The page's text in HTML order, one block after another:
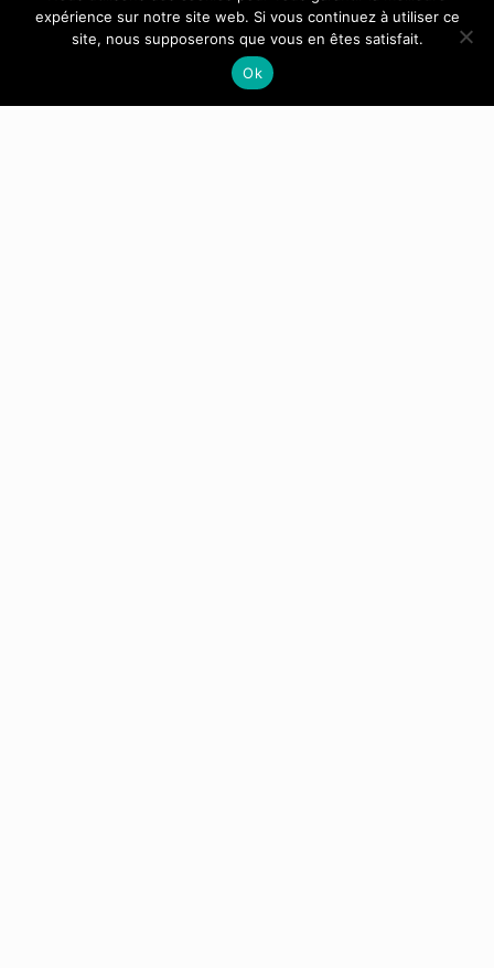
expérience sur notre site web. Si vous continuez à utiliser ce
site, nous supposerons que vous en êtes satisfait.
Ok